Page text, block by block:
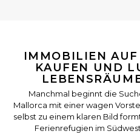
IMMOBILIEN
KAUFEN UND
Manchmal beginnt die
Mallorca mit einer wagen
selbst zu einem klaren Bild
Ferienrefugien im